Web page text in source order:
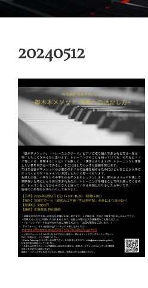
ン
御木本メソッド
脳や筋肉をトレーニングしながら奏
20240512